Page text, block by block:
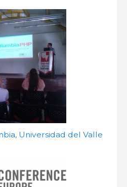
Universidad del Valle